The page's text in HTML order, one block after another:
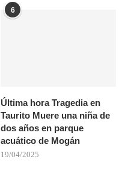
6
Última hora Tragedia en
Taurito Muere una niña de
dos años en parque
acuático de Mogán
19/04/2025